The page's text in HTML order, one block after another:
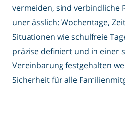
vermeiden, sind verbindliche
unerlässlich: Wochentage,
Situationen wie schulfreie
präzise definiert und in einer
Vereinbarung festgehalten
Sicherheit für alle